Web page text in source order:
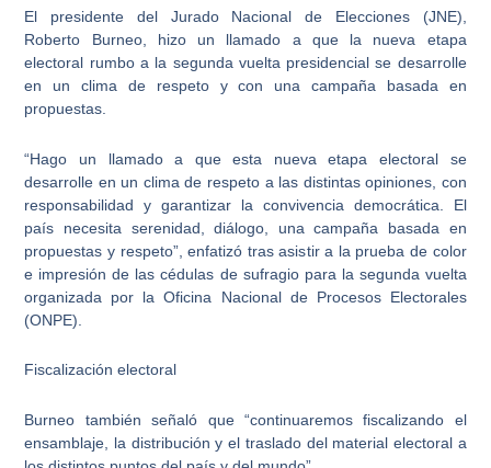
El presidente del Jurado Nacional de Elecciones (JNE),
Roberto Burneo, hizo un llamado a que la nueva etapa
electoral rumbo a la segunda vuelta presidencial se desarrolle
en un clima de respeto y con una campaña basada en
propuestas.
“Hago un llamado a que esta nueva etapa electoral se
desarrolle en un clima de respeto a las distintas opiniones, con
responsabilidad y garantizar la convivencia democrática. El
país necesita serenidad, diálogo, una campaña basada en
propuestas y respeto”, enfatizó tras asistir a la prueba de color
e impresión de las cédulas de sufragio para la segunda vuelta
organizada por la Oficina Nacional de Procesos Electorales
(ONPE).
Fiscalización electoral
Burneo también señaló que “continuaremos fiscalizando el
ensamblaje, la distribución y el traslado del material electoral a